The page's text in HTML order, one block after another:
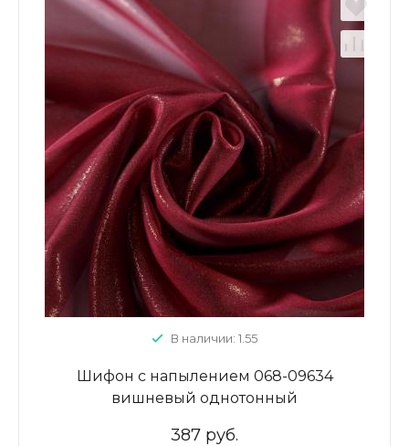
В наличии: 1.55
Шифон с напылением 068-09634
вишневый однотонный
387 руб.